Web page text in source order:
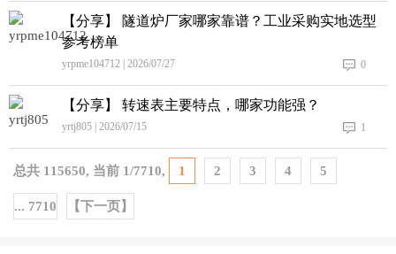
【分享】 隧道炉厂家哪家靠谱？工业采购实地选型
参考榜单
yrpme104712 | 2026/07/27 0
【分享】 转速表主要特点，哪家功能强？
yrtj805 | 2026/07/15 1
总共 115650, 当前 1/7710, 1 2 3 4 5
... 7710 【下一页】